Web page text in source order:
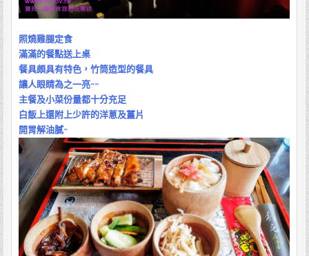
照燒雞腿定食
滿滿的餐點送上桌
餐具頗具有特色，竹筒造型的餐具
讓人眼睛為之一亮~~
主餐及小菜份量都十分充足
白飯上還附上少許的洋蔥及薑片
開胃解油膩~